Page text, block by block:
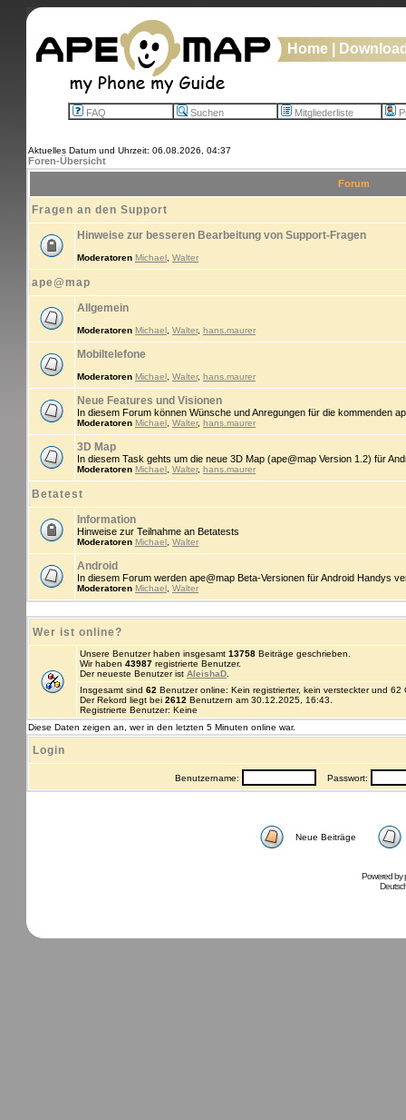
Home
FAQ Suchen Mitgliederliste
Aktuelles Datum und Uhrzeit: 06.08.2026, 04:37
Foren-Übersicht
Forum
Fragen an den Support
Hinweise zur besseren Bearbeitung von Support-Fragen
Moderatoren Michael Walter
ape@map
Allgemein
Moderatoren Michael Walter, hans.maurer
Mobiltelefone
Moderatoren Michael Walter, hans.maurer
Neue Features und Visionen
In diesem Forum können Wünsche und Anregungen für die kommenden
Moderatoren Michael Walter, hans.maurer
3D Map
In diesem Task gehts um die neue 3D Map (ape@map Version 1.2) für
Moderatoren Michael Walter, hans.maurer
Betatest
Information
Hinweise zur Teilnahme an Betatests
Moderatoren Michael Walter
Android
In diesem Forum werden ape@map Beta-Versionen für Android Handys
Moderatoren Michael Walter
Wer ist online?
Unsere Benutzer haben insgesamt 13758 Beiträge geschrieben.
Wir haben 43987 registrierte Benutzer.
Der neueste Benutzer ist AleishaD
Insgesamt sind 62 Benutzer online: Kein registrierter, kein versteckter und
Der Rekord liegt bei 2612 Benutzern am 30.12.2025, 16:43.
Registrierte Benutzer: Keine
Diese Daten zeigen an, wer in den letzten 5 Minuten online war.
Login
Benutzername: Passwort:
Neue Beiträge
Powered by